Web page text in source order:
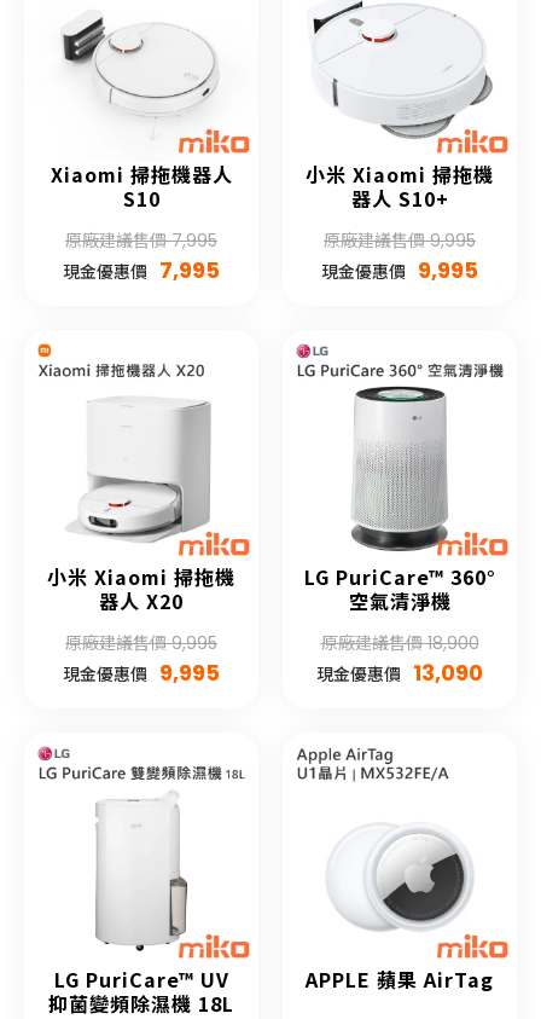
Xiaomi 掃拖機器人
S10
原廠建議售價 7,995
現金優惠價 7,995
小米 Xiaomi 掃拖機
器人 S10+
原廠建議售價 9,995
現金優惠價 9,995
小米 Xiaomi 掃拖機
器人 X20
原廠建議售價 9,995
現金優惠價 9,995
LG PuriCare™ 360°
空氣清淨機
原廠建議售價 18,900
現金優惠價 13,090
LG PuriCare™ UV
抑菌變頻除濕機 18L
APPLE 蘋果 AirTag